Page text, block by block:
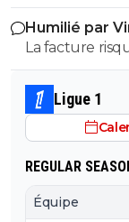
Humilié par
La facture
Ligue 1
REGULAR
Équipe